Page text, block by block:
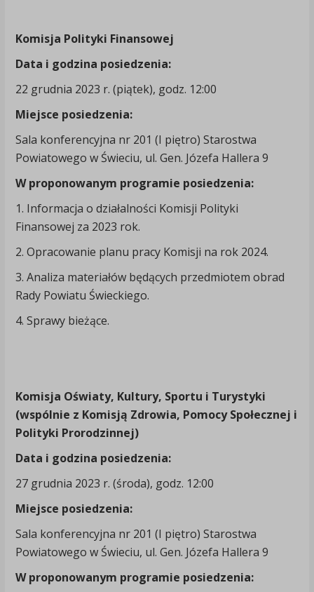
Komisja Polityki Finansowej
Data i godzina posiedzenia:
22 grudnia 2023 r. (piątek), godz. 12:00
Miejsce posiedzenia:
Sala konferencyjna nr 201 (I piętro) Starostwa
Powiatowego w Świeciu, ul. Gen. Józefa Hallera 9
W proponowanym programie posiedzenia:
1. Informacja o działalności Komisji Polityki
Finansowej za 2023 rok.
2. Opracowanie planu pracy Komisji na rok 2024.
3. Analiza materiałów będących przedmiotem obrad
Rady Powiatu Świeckiego.
4. Sprawy bieżące.
Komisja Oświaty, Kultury, Sportu i Turystyki
(wspólnie z Komisją Zdrowia, Pomocy Społecznej i
Polityki Prorodzinnej)
Data i godzina posiedzenia:
27 grudnia 2023 r. (środa), godz. 12:00
Miejsce posiedzenia:
Sala konferencyjna nr 201 (I piętro) Starostwa
Powiatowego w Świeciu, ul. Gen. Józefa Hallera 9
W proponowanym programie posiedzenia: